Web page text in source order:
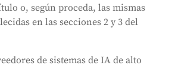
o, según proceda, las mismas
en las secciones 2 y 3 del
de sistemas de IA de alto